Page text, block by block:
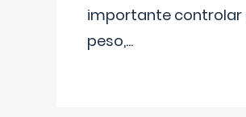
importante controlar
peso,...